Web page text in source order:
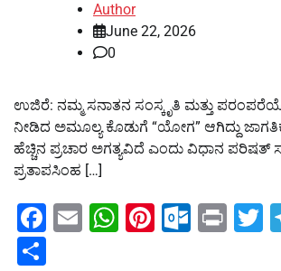
Author
June 22, 2026
0
ಉಜಿರೆ: ನಮ್ಮ ಸನಾತನ ಸಂಸ್ಕೃತಿ ಮತ್ತು
ನೀಡಿದ ಅಮೂಲ್ಯ ಕೊಡುಗೆ “ಯೋಗ” ಆಗಿದ್ದು
ಹೆಚ್ಚಿನ ಪ್ರಚಾರ ಅಗತ್ಯವಿದೆ ಎಂದು ವಿಧಾನ ಪರಿಷತ್
ಪ್ರತಾಪಸಿಂಹ […]
Facebook
EmailWhatsApp
Pinterest